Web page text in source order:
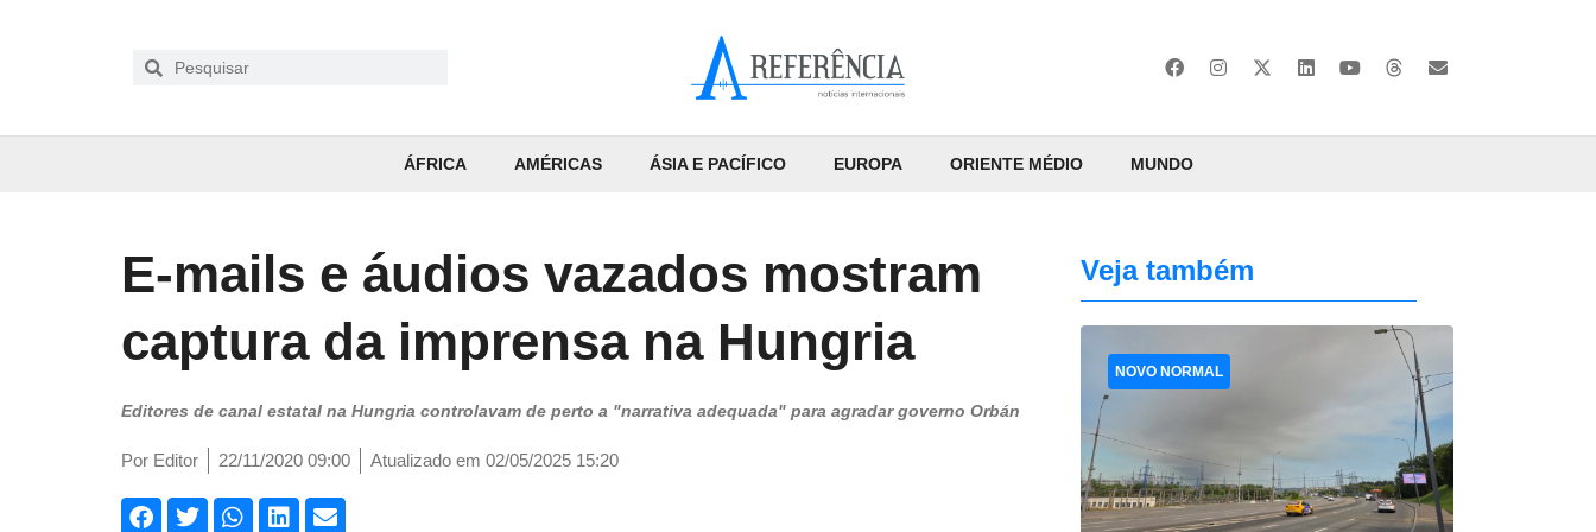
ÁFRICA AMÉRICAS ÁSIA E PACÍFICO EUROPA ORIENTE MÉDIO MUNDO
E-mails e áudios vazados mostram
captura da imprensa na Hungria
Editores de canal estatal na Hungria controlavam de perto a "narrativa adequada" para agradar governo Orbán
Por Editor 22/11/2020 09:00 Atualizado em 02/05/2025 15:20
Veja também
NOVO NORMAL